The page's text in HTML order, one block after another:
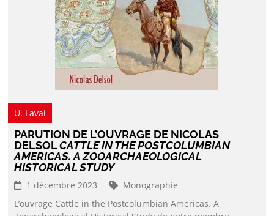
U. Laval
PARUTION DE L’OUVRAGE DE NICOLAS
DELSOLCATTLE IN THE POSTCOLUMBIAN
AMERICAS. A ZOOARCHAEOLOGICAL
HISTORICAL STUDY
1 décembre 2023
Monographie
L’ouvrage Cattle in the Postcolumbian Americas. A